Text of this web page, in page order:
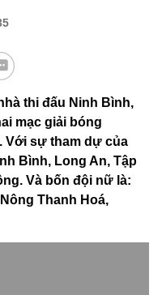
thi đấu Ninh Bình,
mạc giải bóng
Với sự tham dự của
Bình, Long An, Tập
Và bốn đội nữ là:
Thanh Hoá,